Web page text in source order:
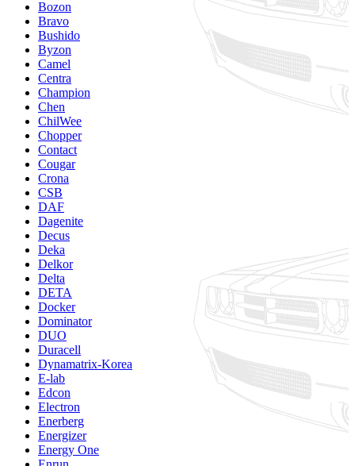
Bozon
Bravo
Bushido
Byzon
Camel
Centra
Champion
Chen
ChilWee
Chopper
Contact
Cougar
Crona
CSB
DAF
Dagenite
Decus
Deka
Delkor
Delta
DETA
Docker
Dominator
DUO
Duracell
Dynamatrix-Korea
E-lab
Edcon
Electron
Enerberg
Energizer
Energy One